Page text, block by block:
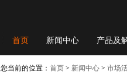
首页 新闻中心 产品及
您当前的位置： 首页 > 新闻中心 > 市场